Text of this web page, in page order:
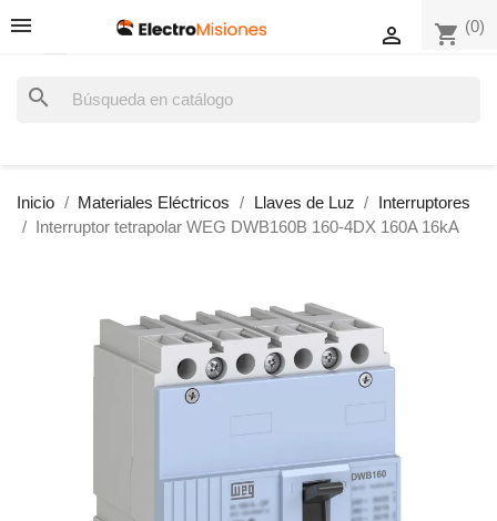
shopping_cart (0)

search
Inicio Materiales Eléctricos Llaves de Luz
Interruptores
Interruptor tetrapolar WEG DWB160B 160-4DX 160A 16kA